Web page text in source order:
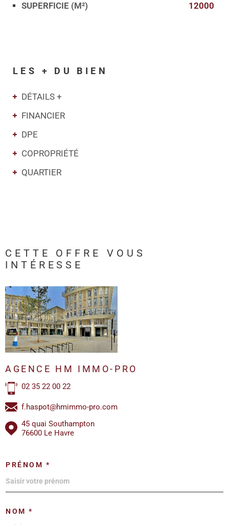
SUPERFICIE (M²)
12000
LES + DU BIEN
DÉTAILS +
FINANCIER
DPE
COPROPRIÉTÉ
QUARTIER
CETTE OFFRE
VOUS
INTÉRESSE
AGENCE HM IMMO-PRO
02 35 22 00 22
f.haspot@hmimmo-pro.com
45 quai Southampton
76600 Le Havre
PRÉNOM *
NOM *